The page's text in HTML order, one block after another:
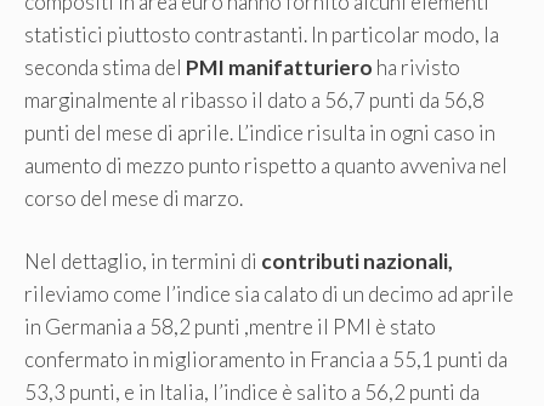
statistici piuttosto contrastanti. In particolar modo, la
seconda stima del PMI manifatturiero ha rivisto
marginalmente al ribasso il dato a 56,7 punti da 56,8
punti del mese di aprile. L’indice risulta in ogni caso in
aumento di mezzo punto rispetto a quanto avveniva nel
corso del mese di marzo.
Nel dettaglio, in termini di contributi nazionali,
rileviamo come l’indice sia calato di un decimo ad aprile
in Germania a 58,2 punti ,mentre il PMI è stato
confermato in miglioramento in Francia a 55,1 punti da
53,3 punti, e in Italia, l’indice è salito a 56,2 punti da